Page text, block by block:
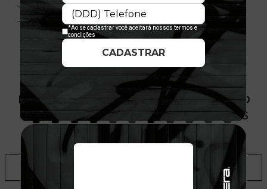
- Composição: 100% Algodão
- Licença oficial
PRODUTO SEM ESTOQUE DÍSPONÍVEL NO
SITE, CONSULTE A DISPONIBILIDADE NAS
ADICIONAR A LISTA DE DESEJOS